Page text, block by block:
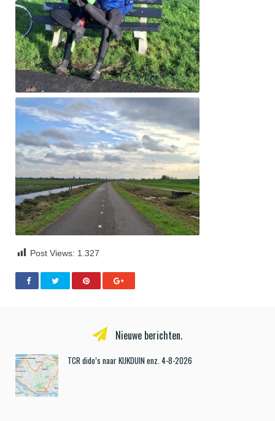
Post Views: 1.327
Nieuwe berichten.
TCR dido’s naar KIJKDUIN enz. 4-8-2026